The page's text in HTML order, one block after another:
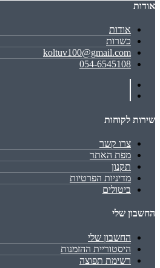
אודות
אודות
כשרות
koltuv100@gmail.com
054-6545108
שירות לקוחות
צרו קשר
מפת האתר
תקנון
מדיניות הפרטיות
ביטולים
החשבון שלי
החשבון שלי
היסטוריית ההזמנות
רשימת תפוצה